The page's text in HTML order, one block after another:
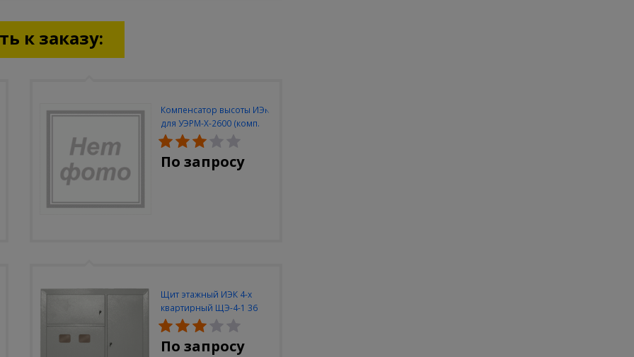
к заказу:
Компенсатор высоты ИЭК
для УЭРМ-Х-2600 (комп.
2шт)
По запросу
Щит этажный ИЭК 4-х
квартирный ЩЭ-4-1 36
УХЛ3 (уст. разм.
950х900х140)
По запросу